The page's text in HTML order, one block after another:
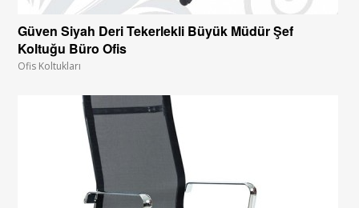
Güven Siyah Deri Tekerlekli Büyük Müdür Şef
Koltuğu Büro Ofis
Ofis Koltukları